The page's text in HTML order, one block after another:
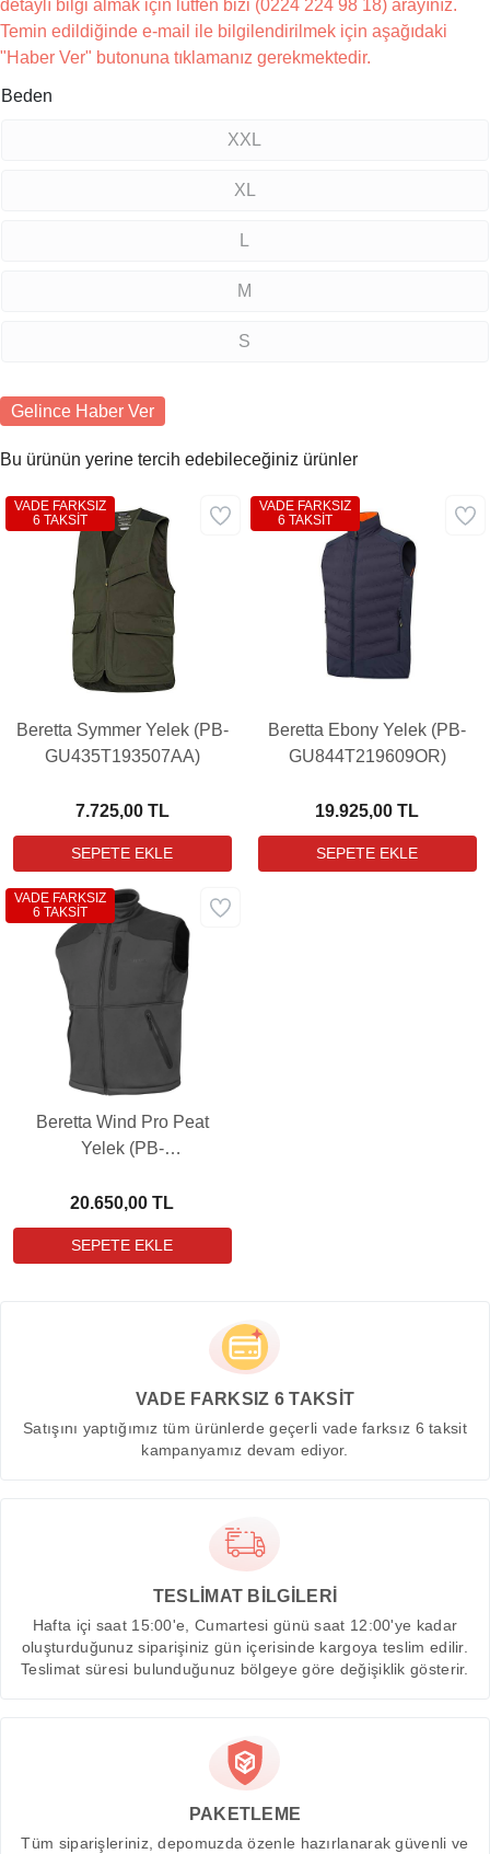
detaylı bilgi almak için lütfen bizi (0224 224 98 18) arayınız.
Temin edildiğinde e-mail ile bilgilendirilmek için aşağıdaki
"Haber Ver" butonuna tıklamanız gerekmektedir.
Beden
XXL
XL
L
M
S
Gelince Haber Ver
Bu ürünün yerine tercih edebileceğiniz ürünler
Beretta Symmer Yelek (PB-
GU435T193507AA)
7.725,00 TL
VADE FARKSIZ
6 TAKSİT
Beretta Ebony Yelek (PB-
GU844T219609OR)
19.925,00 TL
VADE FARKSIZ
6 TAKSİT
Beretta Wind Pro Peat
Yelek (PB-
20.650,00 TL
VADE FARKSIZ
6 TAKSİT
VADE FARKSIZ 6 TAKSİT
Satışını yaptığımız tüm ürünlerde geçerli vade farksız 6 taksit
kampanyamız devam ediyor.
TESLİMAT BİLGİLERİ
Hafta içi saat 15:00'e, Cumartesi günü saat 12:00'ye kadar
oluşturduğunuz siparişiniz gün içerisinde kargoya teslim edilir.
Teslimat süresi bulunduğunuz bölgeye göre değişiklik gösterir.
PAKETLEME
Tüm siparişleriniz, depomuzda özenle hazırlanarak güvenli ve